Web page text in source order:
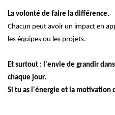
La volonté de faire la différence.
Chacun peut avoir un impact en
les équipes ou les projets.
Et surtout : l'envie de grandir
chaque jour.
Si tu as l'énergie et la motivation